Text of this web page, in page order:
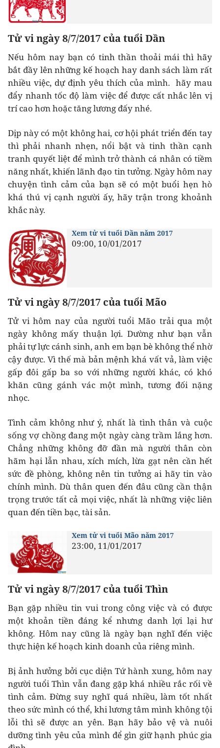
Tử vi ngày 8/7/2017 của tuổi Dần
Nếu hôm nay bạn có tinh thần thoải mái thì hãy
bắt đầy lên những kế hoạch hay danh sách làm rất
nhiều việc, dự định yêu thích của mình. hãy mau
đẩy nhanh tốc độ làm việc để được cất nhắc lên vị
trí cao hơn hoặc tăng lương đấy nhé.
Dịp này có một không hai, cơ hội phát triển đến tay
thì phải nhanh nhẹn, nổi bật và tinh thần cạnh
tranh quyết liệt để mình trở thành cá nhân có tiềm
năng nhất, khiến lãnh đạo tin tưởng. Ngày hôm nay
chuyện tình cảm của bạn sẽ có một buổi hẹn hò
khá thú vị cạnh người ấy, hãy trận trong khoảnh
khắc này.
Xem tử vi tuổi Dần năm 2017
09:00, 10/01/2017
Tử vi ngày 8/7/2017 của tuổi Mão
Tử vi hôm nay của người tuổi Mão trải qua một
ngày không mấy thuận lợi. Dường như bạn vẫn
phải tự lực cánh sinh, anh em bạn bè không thể nhờ
cậy được. Vì thế mà bản mệnh khá vất vả, làm việc
gấp đôi gấp ba so với những người khác, có khó
khăn cũng gánh vác một mình, tương đối nặng
nhọc.
Tình cảm không như ý, nhất là tình thân và cuộc
sống vợ chồng đang một ngày càng trầm lắng hơn.
Chẳng những không đỡ đần mà người thân còn
hãm hại lẫn nhau, xích mích, lừa gạt nên cần hết
sức đề phòng, không nên tin tưởng ai hãy tin vào
chính mình. Dù thân quen đến đâu cũng cần thận
trọng trước tất cả mọi việc, nhất là những việc liên
quan đến tiền bạc, tài sản.
Xem tử vi tuổi Mão năm 2017
23:00, 11/01/2017
Tử vi ngày 8/7/2017 của tuổi Thìn
Bạn gặp nhiều tin vui trong công việc và có được
một khoản tiền đáng kể nhưng danh lợi lại hư
không. Hôm nay cũng là ngày bạn nghĩ đến việc
thực hiện kế hoạch kinh doanh của riêng mình.
Bị ảnh hưởng bởi cục diện Tứ hành xung, hôm nay
người tuổi Thìn vẫn đang gặp khá nhiều rắc rối về
tình cảm. Đừng suy nghĩ quá nhiều, làm tốt nhất
theo sức mình có thể, khi lương tâm mình không tội
lỗi thì sẽ được an yên. Bạn hãy bảo vệ và nuôi
dưỡng tình yêu của mình để gìn giữ hạnh phúc gia